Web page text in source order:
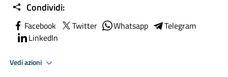
Condividi:
Facebook Twitter Whatsapp
Telegram
LinkedIn
Vedi azioni